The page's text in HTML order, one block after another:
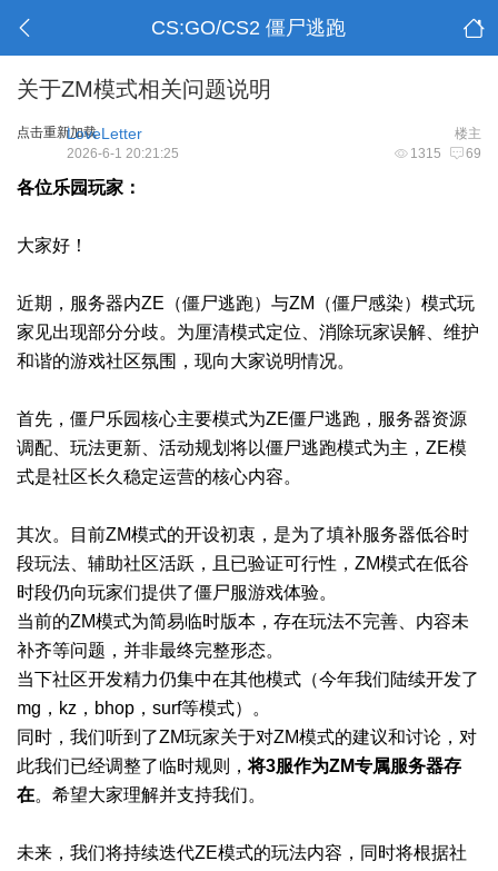
CS:GO/CS2 僵尸逃跑
关于ZM模式相关问题说明
点击重新加载 楼主
LoveLetter
1315 69
2026-6-1 20:21:25
各位乐园玩家：
大家好！
近期，服务器内ZE（僵尸逃跑）与ZM（僵尸感染）模式玩
家见出现部分分歧。为厘清模式定位、消除玩家误解、维护
和谐的游戏社区氛围，现向大家说明情况。
首先，僵尸乐园核心主要模式为ZE僵尸逃跑，服务器资源
调配、玩法更新、活动规划将以僵尸逃跑模式为主，ZE模
式是社区长久稳定运营的核心内容。
其次。目前ZM模式的开设初衷，是为了填补服务器低谷时
段玩法、辅助社区活跃，且已验证可行性，ZM模式在低谷
时段仍向玩家们提供了僵尸服游戏体验。
当前的ZM模式为简易临时版本，存在玩法不完善、内容未
补齐等问题，并非最终完整形态。
当下社区开发精力仍集中在其他模式（今年我们陆续开发了
mg，kz，bhop，surf等模式）。
同时，我们听到了ZM玩家关于对ZM模式的建议和讨论，对
此我们已经调整了临时规则，将3服作为ZM专属服务器存
在。希望大家理解并支持我们。
未来，我们将持续迭代ZE模式的玩法内容，同时将根据社